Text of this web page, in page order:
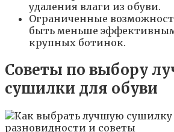
удаления влаги из обуви.
Ограниченные
быть меньше
крупных ботинок.
Советы по выбору
сушилки для обуви